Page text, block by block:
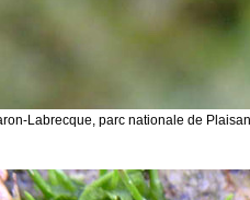
Labrecque, parc nationale de